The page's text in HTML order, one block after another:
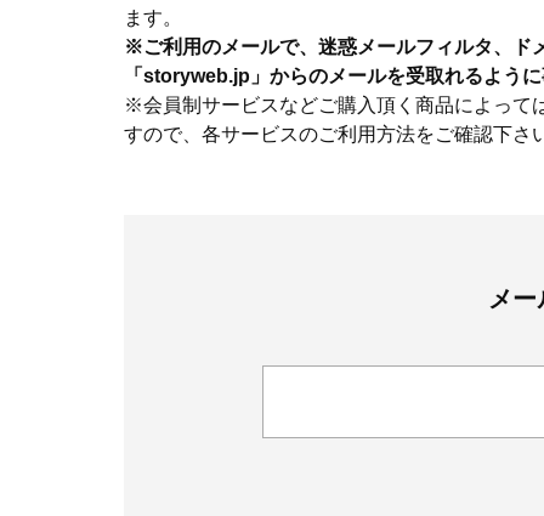
ます。
※ご利用のメールで、迷惑メールフィルタ、ド
「storyweb.jp」からのメールを受取れるよう
※会員制サービスなどご購入頂く商品によって
すので、各サービスのご利用方法をご確認下さ
メ